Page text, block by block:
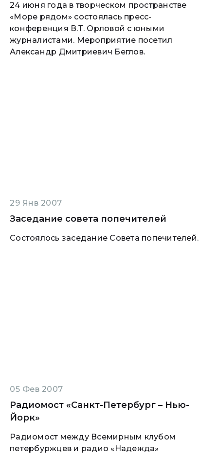
24 июня года в творческом пространстве
«Море рядом» состоялась пресс-
конференция В.Т. Орловой с юными
журналистами. Мероприятие посетил
Александр Дмитриевич Беглов.
29 Янв 2007
Заседание совета попечителей
Состоялось заседание Совета попечителей.
05 Фев 2007
Радиомост «Санкт-Петербург – Нью-
Йорк»
Радиомост между Всемирным клубом
петербуржцев и радио «Надежда»